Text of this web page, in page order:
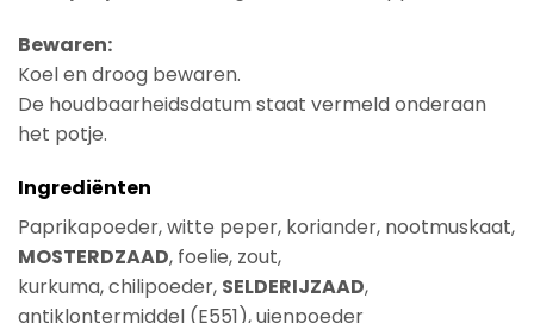
Bewaren:
Koel en droog bewaren.
De houdbaarheidsdatum staat vermeld onderaan
het potje.
Ingrediënten
Paprikapoeder, witte peper, koriander, nootmuskaat,
MOSTERDZAAD, foelie, zout,
kurkuma, chilipoeder, SELDERIJZAAD,
antiklontermiddel (E551), uienpoeder